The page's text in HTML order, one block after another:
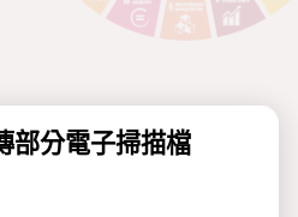
部分電子掃描檔